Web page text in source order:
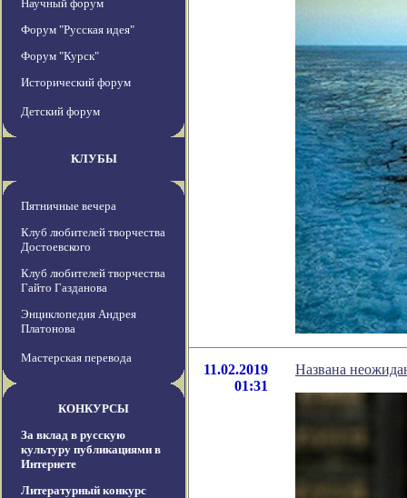
Научный форум
Форум "Русская идея"
Форум "Курск"
Исторический форум
Детский форум
КЛУБЫ
Пятничные вечера
Клуб любителей творчества
Достоевского
Клуб любителей творчества
Гайто Газданова
Энциклопедия Андрея
Платонова
Мастерская перевода
КОНКУРСЫ
За вклад в русскую
культуру публикациями в
Интернете
Литературный конкурс
11.02.2019
01:31
Названа